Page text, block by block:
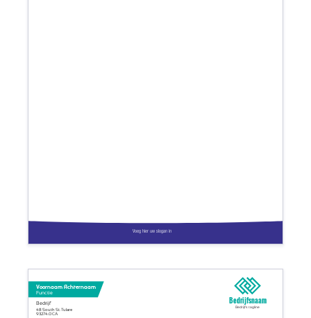
Voeg hier uw slogan in
Voornaam Achternaam
Functie
Bedrijf
48 South St. Tulare
93274.0 CA
Bedrijfsnaam
Bedrijfs tagline